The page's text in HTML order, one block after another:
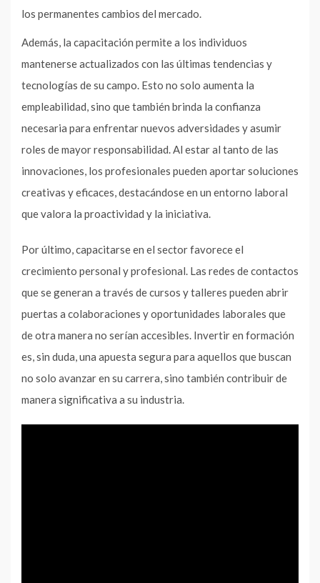
los permanentes cambios del mercado.
Además, la capacitación permite a los individuos
mantenerse actualizados con las últimas tendencias y
tecnologías de su campo. Esto no solo aumenta la
empleabilidad, sino que también brinda la confianza
necesaria para enfrentar nuevos adversidades y asumir
roles de mayor responsabilidad. Al estar al tanto de las
innovaciones, los profesionales pueden aportar soluciones
creativas y eficaces, destacándose en un entorno laboral
que valora la proactividad y la iniciativa.
Por último, capacitarse en el sector favorece el
crecimiento personal y profesional. Las redes de contactos
que se generan a través de cursos y talleres pueden abrir
puertas a colaboraciones y oportunidades laborales que
de otra manera no serían accesibles. Invertir en formación
es, sin duda, una apuesta segura para aquellos que buscan
no solo avanzar en su carrera, sino también contribuir de
manera significativa a su industria.